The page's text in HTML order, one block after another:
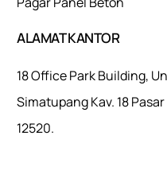
ALAMAT KANTOR
18 Office Park Building,
Simatupang Kav. 18
12520.